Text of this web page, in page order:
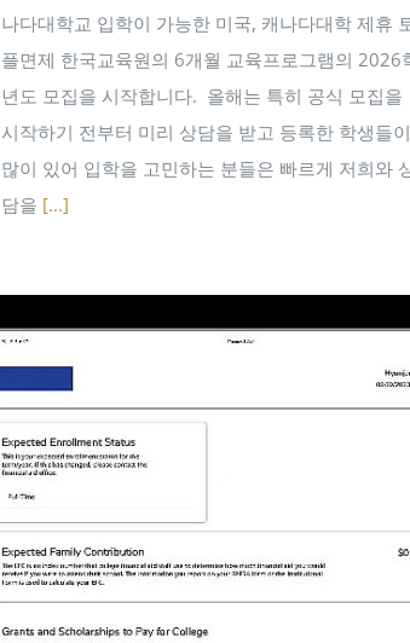
나다대학교 입학이 가능한 미국, 캐나다대학 제휴
플면제 한국교육원의 6개월 교육프로그램의 2026
년도 모집을 시작합니다. ​ 올해는 특히 공식 모집을
시작하기 전부터 미리 상담을 받고 등록한 학생들이
많이 있어 입학을 고민하는 분들은 빠르게 저희와
담을 [...]